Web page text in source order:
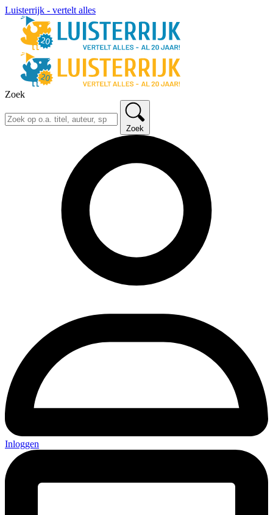
Luisterrijk - vertelt alles
Zoek
Zoek
Inloggen